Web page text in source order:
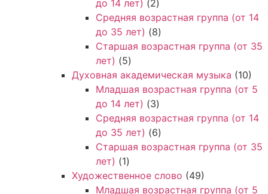
до 14 лет) (2)
Средняя возрастная группа (от 14
до 35 лет) (8)
Старшая возрастная группа (от 35
лет) (5)
Духовная академическая музыка (10)
Младшая возрастная группа (от 5
до 14 лет) (3)
Средняя возрастная группа (от 14
до 35 лет) (6)
Старшая возрастная группа (от 35
лет) (1)
Художественное слово (49)
Младшая возрастная группа (от 5